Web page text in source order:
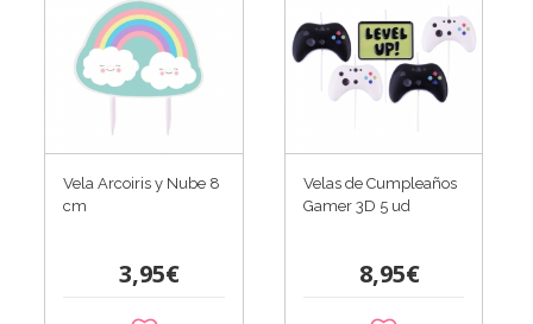
Vela Arcoiris y Nube 8
cm
3,95€
Velas de Cumpleaños
Gamer 3D 5 ud
8,95€